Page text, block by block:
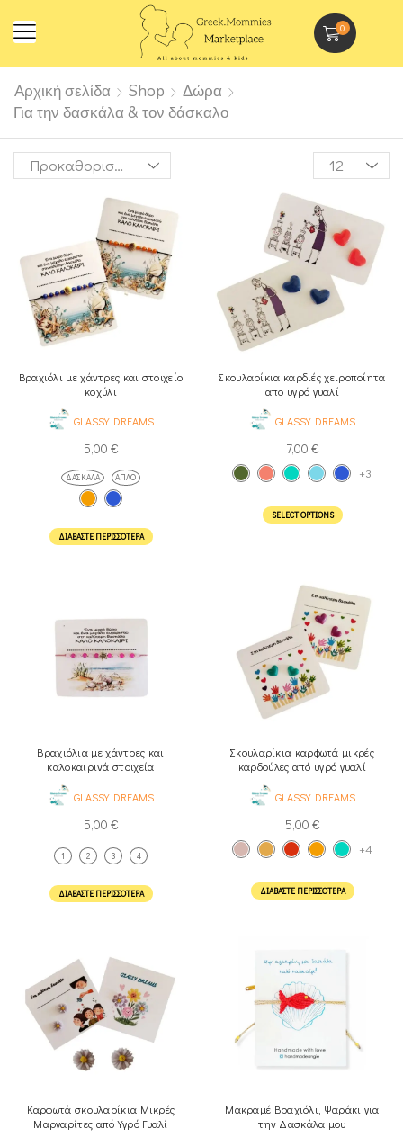
0
Αρχική σελίδα Shop
Δώρα
Για την δασκάλα & τον δάσκαλο
Βραχιόλι με χάντρες και στοιχείο
κοχύλι
GLASSY DREAMS
5,00 €
ΔΑΣΚΆΛΑ ΑΠΛΌ
ΔΙΑΒΆΣΤΕ ΠΕΡΙΣΣΌΤΕΡΑ
Σκουλαρίκια καρδιές χειροποίητα
απο υγρό γυαλί
GLASSY DREAMS
7,00 €
+3
SELECT OPTIONS
Βραχιόλια με χάντρες και
καλοκαιρινά στοιχεία
GLASSY DREAMS
5,00 €
1 2 3 4
ΔΙΑΒΆΣΤΕ ΠΕΡΙΣΣΌΤΕΡΑ
Σκουλαρίκια καρφωτά μικρές
καρδούλες από υγρό γυαλί
GLASSY DREAMS
5,00 €
+4
ΔΙΑΒΆΣΤΕ ΠΕΡΙΣΣΌΤΕΡΑ
Καρφωτά σκουλαρίκια Μικρές
Μαργαρίτες από Υγρό Γυαλί
Μακραμέ Βραχιόλι, Ψαράκι για
την Δασκάλα μου